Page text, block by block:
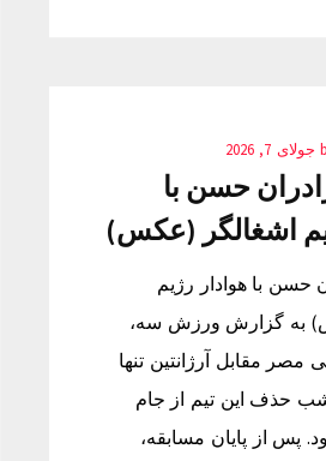
جولای 7, 2026
حسن با
اشغالگر (عکس)
حسن با هوادار رژیم
به گزارش ورزش سه،
مقابل آرژانتین تنها
حذف این تیم از جام
۲۰۲۶ نبود. پس از پایان مسابقه،